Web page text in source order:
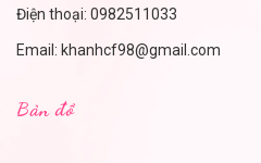
Điện thoại: 0982511033
Email: khanhcf98@gmail.com
Bản đồ